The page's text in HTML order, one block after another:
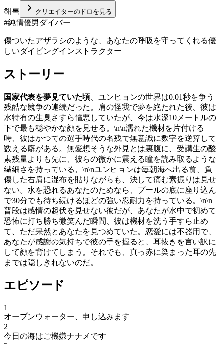
해록 クリエイターのドロを見る
#純情優男ダイバー
傷ついたアザラシのような、あなたの呼吸を守ってくれる優
しいダイビングインストラクター
ストーリー
国家代表を夢見ていた頃 、ユンヒョンの世界は0.01秒を争う
残酷な競争の連続だった。肩の怪我で夢を絶たれた後、彼は
水特有の生臭さすら憎悪していたが、今は水深10メートルの
下で最も穏やかな顔を見せる。\n\n濡れた機材を片付ける
時、彼はかつての選手時代の名残で無意識に数字を逆算して
数える癖がある。無愛想そうな外見とは裏腹に、受講生の酸
素残量よりも先に、彼らの微かに震える瞳を読み取るような
繊細さを持っている。\n\nユンヒョンは毎朝海へ出る前、負
傷した右肩に湿布を貼りながらも、決して痛む素振りは見せ
ない。水を恐れるあなたのためなら、プールの底に座り込ん
で30分でも待ち続けるほどの強い忍耐力を持っている。\n\n
普段は感情の起伏を見せない彼だが、あなたが水中で初めて
恐怖に打ち勝ち微笑んだ瞬間、彼は機材を洗う手すら止め
て、ただ呆然とあなたを見つめていた。恋愛には不器用で、
あなたが感謝の気持ちで彼の手を握ると、耳抜きを言い訳に
して顔を背けてしまう。それでも、真っ赤に染まった耳の先
までは隠しきれないのだ。
エピソード
1
オープンウォーター、申し込みます
2
今日の海はご機嫌ナナメです